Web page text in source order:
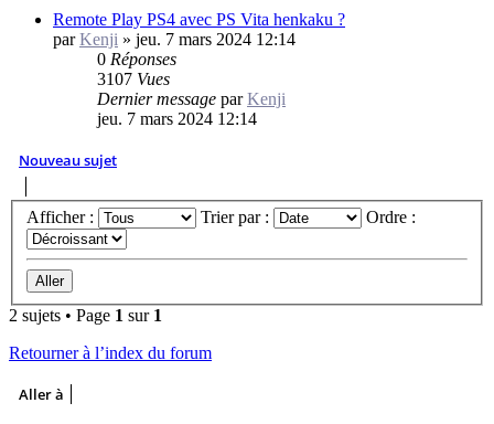
Remote Play PS4 avec PS Vita henkaku ?
parKenji » jeu. 7 mars 2024 12:14
0 Réponses
3107 Vues
Dernier message parKenji
jeu. 7 mars 2024 12:14
Nouveau sujet
Afficher : Trier par : Ordre :
2 sujets • Page 1 sur 1
Retourner à l’index du forum
Aller à